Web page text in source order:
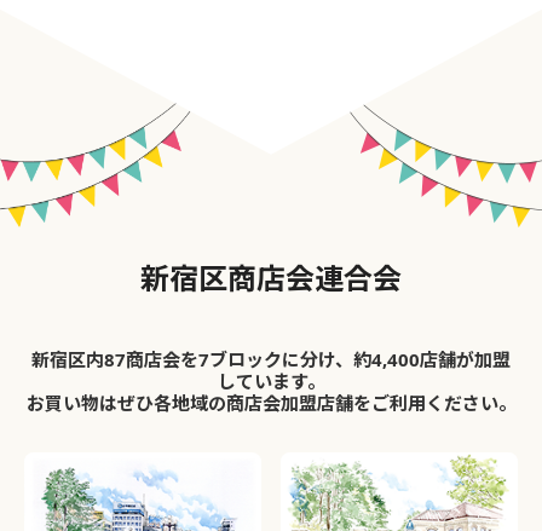
新宿区商店会連合会
新宿区内87商店会を7ブロックに分け、約4,400店舗が加盟
しています。
お買い物はぜひ各地域の商店会加盟店舗をご利用ください。